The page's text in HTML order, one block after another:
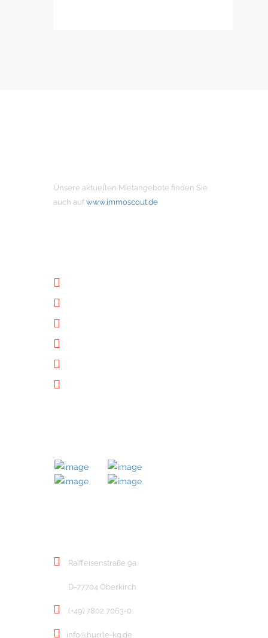
Unsere aktuellen Mietangebote finden Sie
auch auf www.immoscout.de
Raiffeisenstraße 9a
D-77704 Oberkirch
(+49) 7802 7063-0
info@hurrle-kg.de